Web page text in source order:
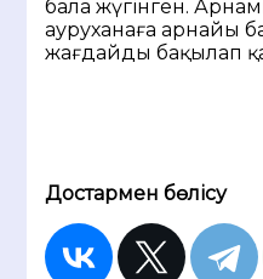
бала жүгінген.
ауруханаға арнайы
жағдайды бақылап
Достармен бөлісу